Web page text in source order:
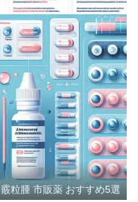
霰粒腫 市販薬 おすすめ5選